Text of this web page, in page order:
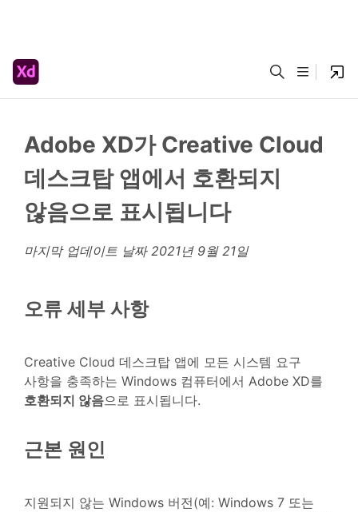
Adobe XD가 Creative Cloud
데스크탑 앱에서 호환되지
않음으로 표시됩니다
마지막 업데이트 날짜 2021년 9월 21일
오류 세부 사항
Creative Cloud 데스크탑 앱에 모든 시스템 요구
사항을 충족하는 Windows 컴퓨터에서 Adobe XD를
호환되지 않음으로 표시됩니다.
근본 원인
지원되지 않는 Windows 버전(예: Windows 7 또는